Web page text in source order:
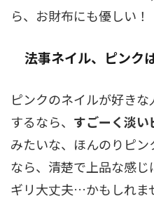
ら、お財布にも優しい！
法事ネイル、ピンク
ピンクのネイルが好き
するなら、 すごーく淡い
みたいな、ほんのりピ
なら、清楚で上品な感
ギリ大丈夫…かもしれま